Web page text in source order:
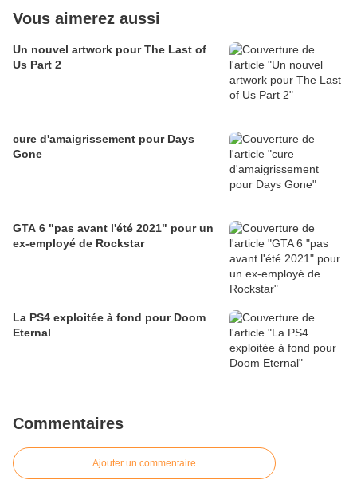
Vous aimerez aussi
Un nouvel artwork pour The Last of
Us Part 2
cure d'amaigrissement pour Days
Gone
GTA 6 "pas avant l'été 2021" pour un
ex-employé de Rockstar
La PS4 exploitée à fond pour Doom
Eternal
Commentaires
Ajouter un commentaire